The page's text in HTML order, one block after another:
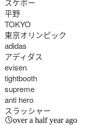
スケボー
平野
TOKYO
東京オリンピック
adidas
アディダス
evisen
tightbooth
supreme
anti hero
スラッシャー
over a half year ago